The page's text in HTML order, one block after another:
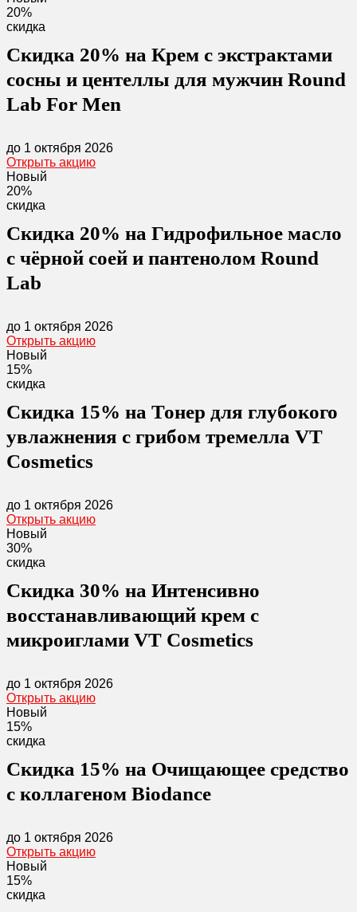
20%
скидка
Скидка 20% на Крем с экстрактами
сосны и центеллы для мужчин Round
Lab For Men
до 1 октября 2026
Открыть акцию
Новый
20%
скидка
Скидка 20% на Гидрофильное масло
с чёрной соей и пантенолом Round
Lab
до 1 октября 2026
Открыть акцию
Новый
15%
скидка
Скидка 15% на Тонер для глубокого
увлажнения с грибом тремелла VT
Cosmetics
до 1 октября 2026
Открыть акцию
Новый
30%
скидка
Скидка 30% на Интенсивно
восстанавливающий крем с
микроиглами VT Cosmetics
до 1 октября 2026
Открыть акцию
Новый
15%
скидка
Скидка 15% на Очищающее средство
с коллагеном Biodance
до 1 октября 2026
Открыть акцию
Новый
15%
скидка